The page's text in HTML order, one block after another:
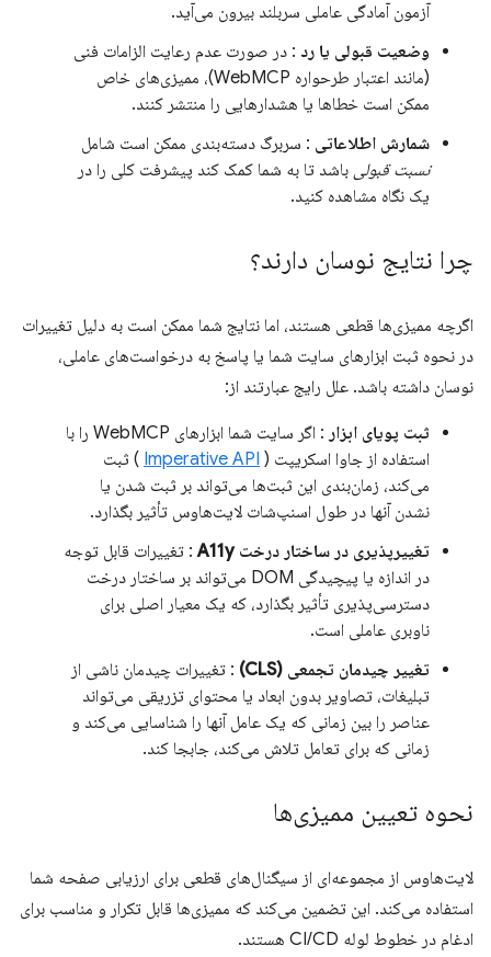
آزمون آمادگی عاملی سربلند بیرون می‌آید.
وضعیت قبولی یا رد : در صورت عدم رعایت الزامات فنی
(مانند اعتبار طرحواره WebMCP)، ممیزی‌های خاص
ممکن است خطاها یا هشدارهایی را منتشر کنند.
شمارش اطلاعاتی : سربرگ دسته‌بندی ممکن است شامل
نسبت قبولی باشد تا به شما کمک کند پیشرفت کلی را در
یک نگاه مشاهده کنید.
چرا نتایج نوسان دارند؟
اگرچه ممیزی‌ها قطعی هستند، اما نتایج شما ممکن است به دلیل تغییرات
در نحوه ثبت ابزارهای سایت شما یا پاسخ به درخواست‌های عاملی،
نوسان داشته باشد. علل رایج عبارتند از:
ثبت پویای ابزار
: اگر سایت شما ابزارهای WebMCP را با
استفاده از جاوا اسکریپت ( Imperative API ) ثبت
می‌کند، زمان‌بندی این ثبت‌ها می‌تواند بر ثبت شدن یا
نشدن آنها در طول اسنپ‌شات لایت‌هاوس تأثیر بگذارد.
تغییرپذیری در ساختار درخت A11y
: تغییرات قابل توجه
در اندازه یا پیچیدگی DOM می‌تواند بر ساختار درخت
دسترسی‌پذیری تأثیر بگذارد، که یک معیار اصلی برای
ناوبری عاملی است.
تغییر چیدمان تجمعی (CLS)
: تغییرات چیدمان ناشی از
تبلیغات، تصاویر بدون ابعاد یا محتوای تزریقی می‌تواند
عناصر را بین زمانی که یک عامل آنها را شناسایی می‌کند و
زمانی که برای تعامل تلاش می‌کند، جابجا کند.
نحوه تعیین ممیزی‌ها
لایت‌هاوس از مجموعه‌ای از سیگنال‌های قطعی برای ارزیابی صفحه شما
استفاده می‌کند. این تضمین می‌کند که ممیزی‌ها قابل تکرار و مناسب برای
ادغام در خطوط لوله CI/CD هستند.